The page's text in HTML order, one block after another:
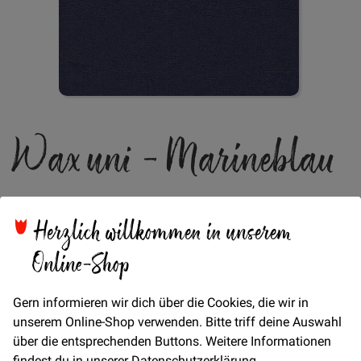
Herzlich willkommen in unserem
Online-Shop
Gern informieren wir dich über die Cookies, die wir in
unserem Online-Shop verwenden. Bitte triff deine Auswahl
über die entsprechenden Buttons. Weitere Informationen
der
Bildgalerie
springen
Wax uni - Marineblau
VerfügbarkeitNicht lieferbar
21,50 €
Bitte benachrichtigt mich per E-Mail wenn der Artikel wieder